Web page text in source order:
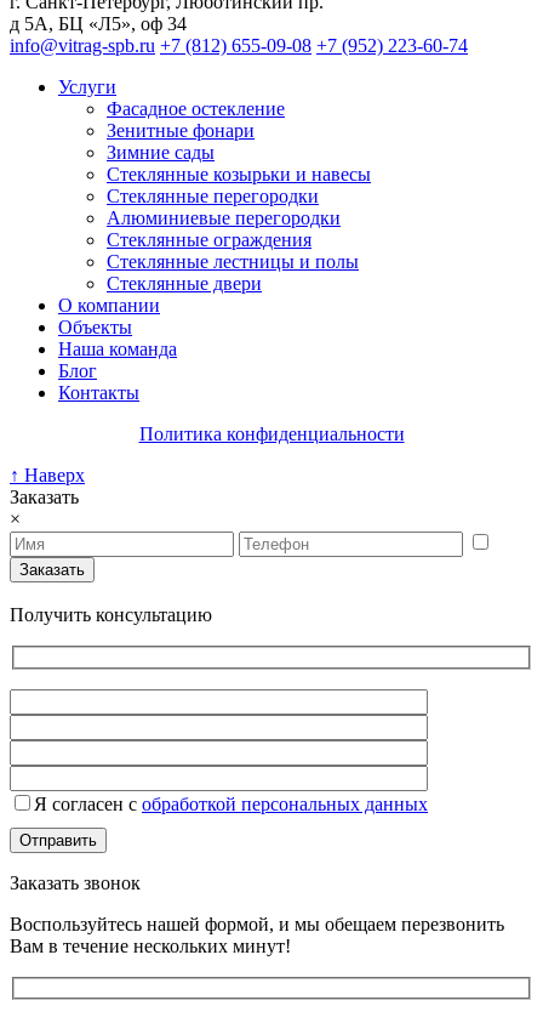
д 5А, БЦ «Л5», оф 34
info@vitrag-spb.ru +7 (812) 655-09-08 +7 (952) 223-60-74
Услуги
Фасадное остекление
Зенитные фонари
Зимние сады
Стеклянные козырьки и навесы
Стеклянные перегородки
Алюминиевые перегородки
Стеклянные ограждения
Стеклянные лестницы и полы
Стеклянные двери
О компании
Объекты
Наша команда
Блог
Контакты
Политика конфиденциальности
↑ Наверх
Заказать
×
Получить консультацию
Я согласен с обработкой персональных данных
Заказать звонок
Воспользуйтесь нашей формой, и мы обещаем перезвонить
Вам в течение нескольких минут!